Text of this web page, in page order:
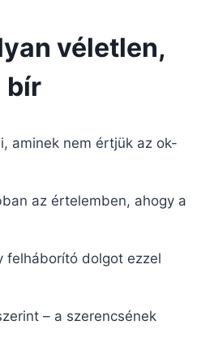
véletlen,
bír
aminek nem értjük az ok-
az értelemben, ahogy a
felháborító dolgot ezzel
– a szerencsének